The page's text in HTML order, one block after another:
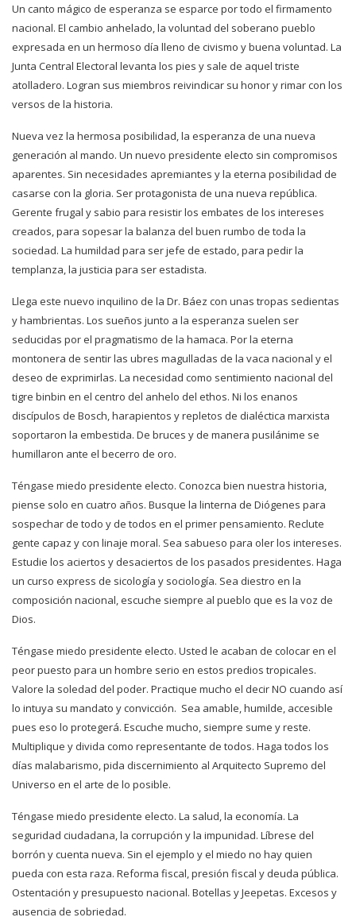
Un canto mágico de esperanza se esparce por todo el firmamento
nacional. El cambio anhelado, la voluntad del soberano pueblo
expresada en un hermoso día lleno de civismo y buena voluntad. La
Junta Central Electoral levanta los pies y sale de aquel triste
atolladero. Logran sus miembros reivindicar su honor y rimar con los
versos de la historia.
Nueva vez la hermosa posibilidad, la esperanza de una nueva
generación al mando. Un nuevo presidente electo sin compromisos
aparentes. Sin necesidades apremiantes y la eterna posibilidad de
casarse con la gloria. Ser protagonista de una nueva república.
Gerente frugal y sabio para resistir los embates de los intereses
creados, para sopesar la balanza del buen rumbo de toda la
sociedad. La humildad para ser jefe de estado, para pedir la
templanza, la justicia para ser estadista.
Llega este nuevo inquilino de la Dr. Báez con unas tropas sedientas
y hambrientas. Los sueños junto a la esperanza suelen ser
seducidas por el pragmatismo de la hamaca. Por la eterna
montonera de sentir las ubres magulladas de la vaca nacional y el
deseo de exprimirlas. La necesidad como sentimiento nacional del
tigre binbin en el centro del anhelo del ethos. Ni los enanos
discípulos de Bosch, harapientos y repletos de dialéctica marxista
soportaron la embestida. De bruces y de manera pusilánime se
humillaron ante el becerro de oro.
Téngase miedo presidente electo. Conozca bien nuestra historia,
piense solo en cuatro años. Busque la linterna de Diógenes para
sospechar de todo y de todos en el primer pensamiento. Reclute
gente capaz y con linaje moral. Sea sabueso para oler los intereses.
Estudie los aciertos y desaciertos de los pasados presidentes. Haga
un curso express de sicología y sociología. Sea diestro en la
composición nacional, escuche siempre al pueblo que es la voz de
Dios.
Téngase miedo presidente electo. Usted le acaban de colocar en el
peor puesto para un hombre serio en estos predios tropicales.
Valore la soledad del poder. Practique mucho el decir NO cuando así
lo intuya su mandato y convicción. Sea amable, humilde, accesible
pues eso lo protegerá. Escuche mucho, siempre sume y reste.
Multiplique y divida como representante de todos. Haga todos los
días malabarismo, pida discernimiento al Arquitecto Supremo del
Universo en el arte de lo posible.
Téngase miedo presidente electo. La salud, la economía. La
seguridad ciudadana, la corrupción y la impunidad. Líbrese del
borrón y cuenta nueva. Sin el ejemplo y el miedo no hay quien
pueda con esta raza. Reforma fiscal, presión fiscal y deuda pública.
Ostentación y presupuesto nacional. Botellas y Jeepetas. Excesos y
ausencia de sobriedad.